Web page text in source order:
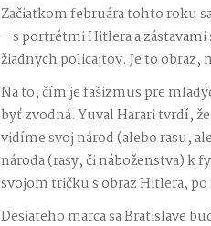
Začiatkom februára tohto roku
– s portrétmi Hitlera a
žiadnych policajtov. Je to obraz,
Na to, čím je fašizmus pre
byť zvodná. Yuval Harari tvrdí,
vidíme svoj národ (alebo rasu,
národa (rasy, či náboženstva) k
svojom tričku s obraz Hitlera,
Desiateho marca sa Bratislave